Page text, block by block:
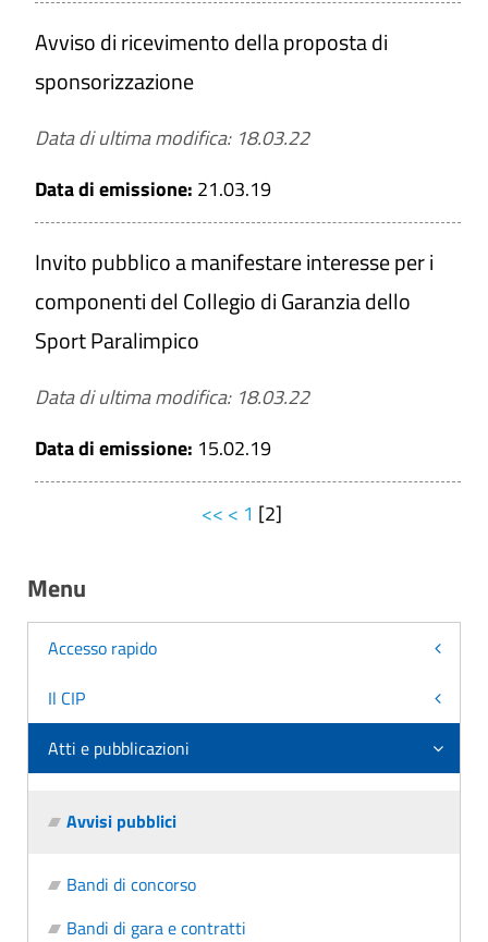
Avviso di ricevimento della proposta di
sponsorizzazione
Data di ultima modifica: 18.03.22
Data di emissione: 21.03.19
Invito pubblico a manifestare interesse per i
componenti del Collegio di Garanzia dello
Sport Paralimpico
Data di ultima modifica: 18.03.22
Data di emissione: 15.02.19
<< < 1 [2]
Menu
Accesso rapido
Il CIP
Atti e pubblicazioni
Avvisi pubblici
Bandi di concorso
Bandi di gara e contratti